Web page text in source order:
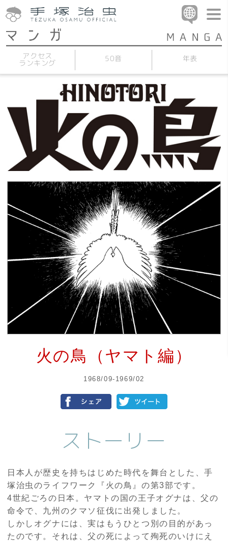
アクセス
ランキング 50音 年表
火の鳥（ヤマト編）
1968/09-1969/02
ストーリー
日本人が歴史を持ちはじめた時代を舞台とした、手
塚治虫のライフワーク『火の鳥』の第3部です。
4世紀ごろの日本。ヤマトの国の王子オグナは、父の
命令で、九州のクマソ征伐に出発しました。
しかしオグナには、実はもうひとつ別の目的があっ
たのです。それは、父の死によって殉死のいけにえ